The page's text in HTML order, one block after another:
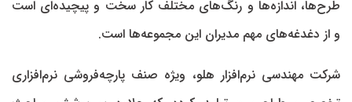
طرح‌ها، اندازه‌ها و رنگ‌های مختلف کار سخت و پیچیده‌ای است
و از دغدغه‌های مهم مدیران این مجموعه‌ها است.
شرکت مهندسی نرم‌افزار هلو، ویژه صنف پارچه‌فروشی نرم‌افزاری